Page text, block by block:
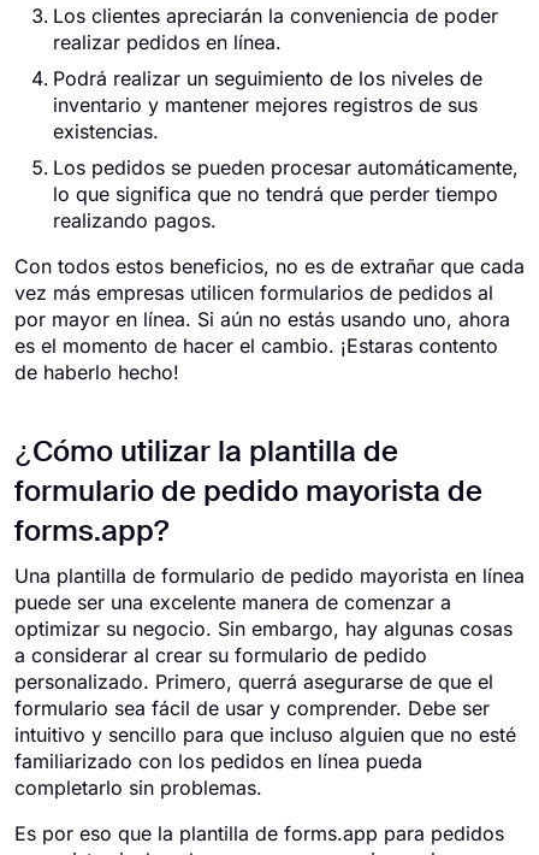
Los clientes apreciarán la conveniencia de poder
realizar pedidos en línea.
Podrá realizar un seguimiento de los niveles de
inventario y mantener mejores registros de sus
existencias.
Los pedidos se pueden procesar automáticamente,
lo que significa que no tendrá que perder tiempo
realizando pagos.
Con todos estos beneficios, no es de extrañar que cada
vez más empresas utilicen formularios de pedidos al
por mayor en línea. Si aún no estás usando uno, ahora
es el momento de hacer el cambio. ¡Estaras contento
de haberlo hecho!
¿Cómo utilizar la plantilla de
formulario de pedido mayorista de
forms.app?
Una plantilla de formulario de pedido mayorista en línea
puede ser una excelente manera de comenzar a
optimizar su negocio. Sin embargo, hay algunas cosas
a considerar al crear su formulario de pedido
personalizado. Primero, querrá asegurarse de que el
formulario sea fácil de usar y comprender. Debe ser
intuitivo y sencillo para que incluso alguien que no esté
familiarizado con los pedidos en línea pueda
completarlo sin problemas.
Es por eso que la plantilla de forms.app para pedidos